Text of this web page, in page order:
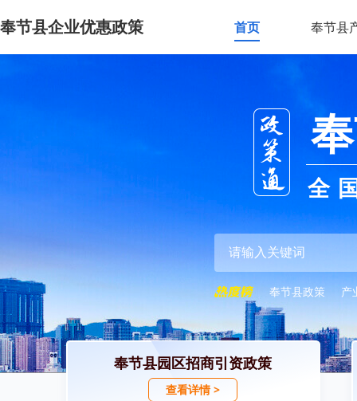
奉节县企业优惠政策 首页 奉节县
全
奉节县政策 产
奉节县园区招商引资政策
查看详情 >